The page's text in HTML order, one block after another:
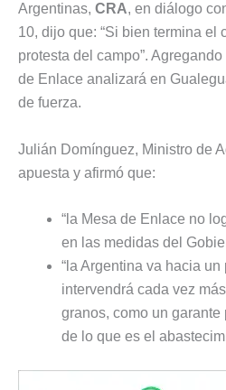
Argentinas, CRA, en diálogo
10, dijo que: “Si bien termina el
protesta del campo”.
de Enlace analizará en
de fuerza.
Julián Domínguez, Ministro de
apuesta y afirmó que:
“la Mesa de Enlace no
en las medidas del
“la Argentina va hacia
intervendrá cada vez
granos, como un
de lo que es el